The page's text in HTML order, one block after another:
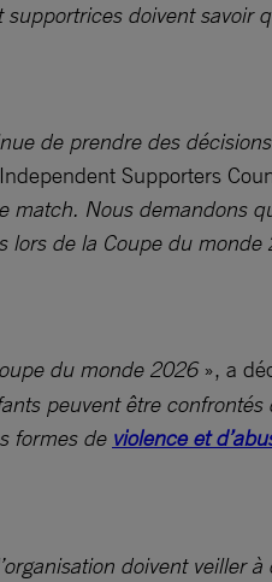
doivent savoir
de prendre des
Supporters
Nous demandons
lors de la Coupe du monde
du monde 2026», a
peuvent être
formes de violence et
doivent veiller